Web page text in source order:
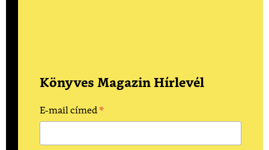
Könyves Magazin Hírlevél
E-mail címed*